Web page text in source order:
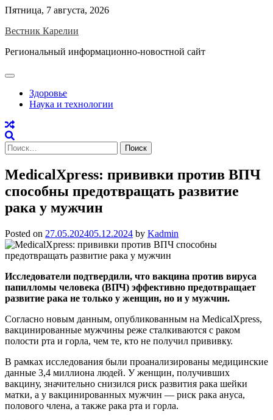
Skip
content
Пятница, 7 августа, 2026
Вестник Карелии
Региональный информационно-новостной сайт
Здоровье
Наука и технологии
Найти:
MedicalXpress: прививки против ВПЧ
способны предотвращать развитие
рака у мужчин
Posted on 27.05.202405.12.2024 by Kadmin
Исследователи подтвердили, что вакцина против вируса
папилломы человека (ВПЧ) эффективно предотвращает
развитие рака не только у женщин, но и у мужчин.
Согласно новым данным, опубликованным на MedicalXpress,
вакцинированные мужчины реже сталкиваются с раком
полости рта и горла, чем те, кто не получил прививку.
В рамках исследования были проанализированы медицинские
данные 3,4 миллиона людей. У женщин, получивших
вакцину, значительно снизился риск развития рака шейки
матки, а у вакцинированных мужчин — риск рака ануса,
полового члена, а также рака рта и горла.